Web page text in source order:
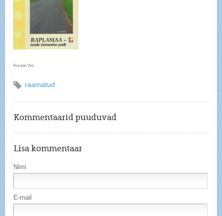
Kirjutas Viio
raamatud
Kommentaarid puuduvad
Lisa kommentaar
Nimi
E-mail